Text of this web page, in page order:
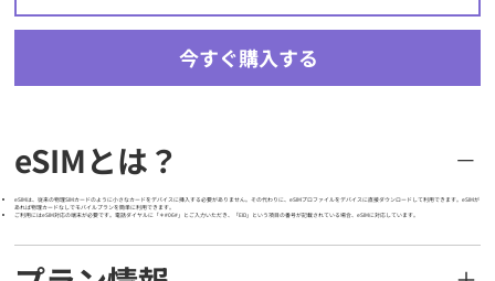
今すぐ購入する
eSIMとは？
eSIMは、従来の物理SIMカードのように小さなカードをデバイスに挿入する必要がありません。その代わりに、eSIMプロファイルをデバイスに直接ダウンロードして利用できます。eSIMが
あれば物理カードなしでモバイルプランを簡単に利用できます。
ご利用にはeSIM対応の端末が必要です。電話ダイヤルに「＊#06#」とご入力いただき、「EID」という項目の番号が記載されている場合、eSIMに対応しています。